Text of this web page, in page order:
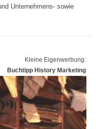
Unternehmens- sowie
Kleine Eigenwerbung:
Buchtipp History Marketing